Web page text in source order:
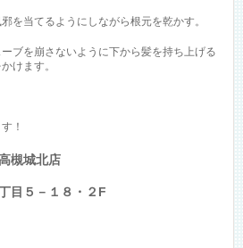
を当てるようにしながら根元を乾かす。
ブを崩さないように下から髪を持ち上げる
けます。
！
槻城北店
目５－１８・２F